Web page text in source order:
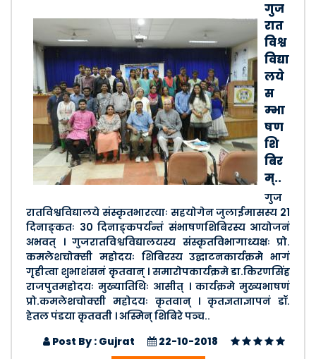
गुज
रात
विश्व
विद्या
लये
स
म्भा
षण
शि
बिर
म्..
गुज
रातविश्वविद्यालये संस्कृतभारत्याः सहयोगेन जुलाईमासस्य 21
दिनाङ्कतः 30 दिनाङ्कपर्यन्तं संभाषणशिबिरस्य आयोजनं
अभवत् । गुजरातविश्वविद्यालयस्य संस्कृतविभागाध्यक्षः प्रो.
कमलेशचोक्सी महोदयः शिबिरस्य उद्घाटनकार्यक्रमे भागं
गृहीत्वा शुभाशंसनं कृतवान् । समारोपकार्यक्रमे डा.किरणसिंह
राजपुतमहोदयः मुख्यातिथिः आसीत् । कार्यक्रमे मुख्यभाषणं
प्रो.कमलेशचोक्सी महोदयः कृतवान् । कृतज्ञताज्ञापनं डॉ.
हेतल पंडया कृतवती । अस्मिन् शिबिरे पञ्च..
Post By : Gujrat
22-10-2018